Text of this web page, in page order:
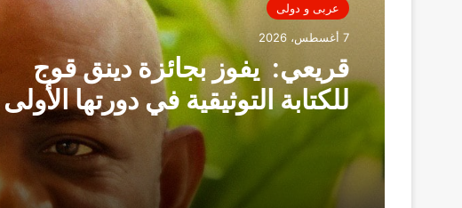
عربى و دولى
7 أغسطس، 2026
قريعي: يفوز بجائزة دينق قوج
للكتابة التوثيقية في دورتها الأولى